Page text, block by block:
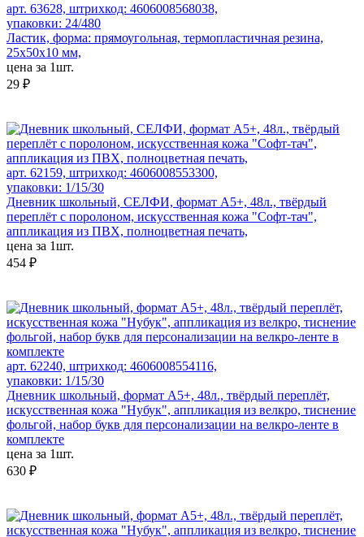
арт. 63628, штрихкод: 4606008568038,
упаковки: 24/480
Ластик, форма: прямоугольная, термопластичная резина,
25x50x10 мм,
цена за 1шт.
29 ₽
арт. 62159, штрихкод: 4606008553300,
упаковки: 1/15/30
Дневник школьный, СЕЛФИ, формат А5+, 48л., твёрдый
переплёт с поролоном, искусственная кожа "Софт-тач",
аппликация из ПВХ, полноцветная печать,
цена за 1шт.
454 ₽
арт. 62240, штрихкод: 4606008554116,
упаковки: 1/15/30
Дневник школьный, формат А5+, 48л., твёрдый переплёт,
искусственная кожа "Нубук", аппликация из велкро, тиснение
фольгой, набор букв для персонализации на велкро-ленте в
комплекте
цена за 1шт.
630 ₽